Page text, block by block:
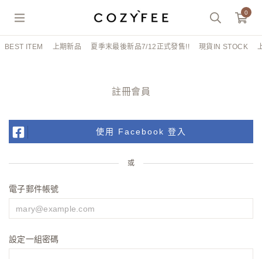
0
BEST ITEM 上期新品 夏季末最後新品7/12正式發售!! 現貨IN STOCK
註冊會員
使用 Facebook 登入
或
電子郵件帳號
設定一組密碼